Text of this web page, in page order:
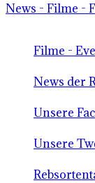
News - Filme -
Filme -
News der
Unsere
Unsere